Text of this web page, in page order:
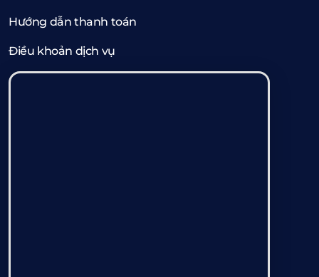
Hướng dẫn thanh toán
Điều khoản dịch vụ